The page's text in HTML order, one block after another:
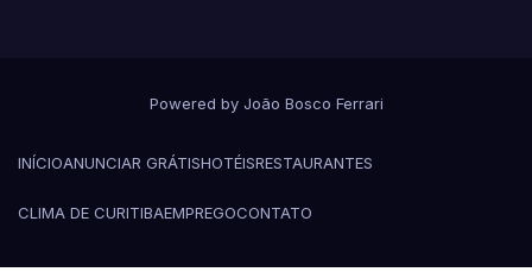
Powered by João Bosco Ferrari
INÍCIOANUNCIAR GRÁTISHOTÉISRESTAURANTES
CLIMA DE CURITIBAEMPREGOCONTATO